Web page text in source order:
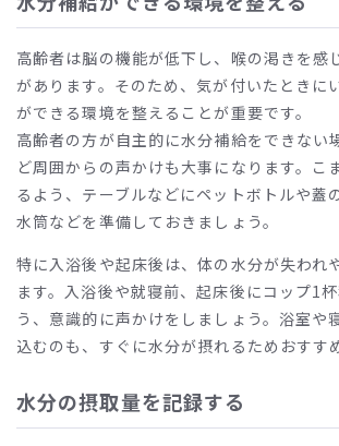
高齢者は脳の機能が低下し、喉の渇きを感
があります。そのため、気が付いたときに
ができる環境を整えることが重要です。
高齢者の方が自主的に水分補給をできない
ど周囲からの声かけも大事になります。こ
るよう、テーブルなどにペットボトルや蓋
水筒などを準備しておきましょう。
特に入浴後や起床後は、体の水分が失われ
ます。入浴後や就寝前、起床後にコップ1
う、意識的に声かけをしましょう。浴室や
込むのも、すぐに水分が摂れるためおすす
水分の摂取量を記録する